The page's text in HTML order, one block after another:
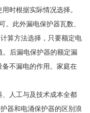
时根据实际情况选择。
。此外漏电保护器瓦数、
算方法选择，只要额定电
。后漏电保护器的额定漏
不漏电的作用。家庭在
人工与及技术成本全都
器和电涌保护器的区别浪